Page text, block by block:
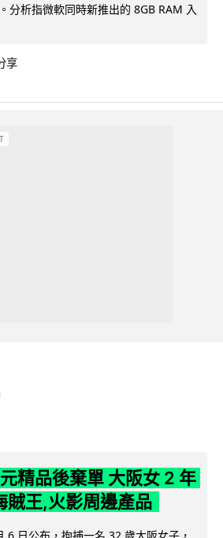
分析指微軟同時新推出的 8GB RAM 入
享
精品後棄單 大阪女 2 年
賊王,火影周邊產品